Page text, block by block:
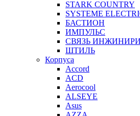
STARK COUNTRY
SYSTEME
БАСТИОН
ИМПУЛЬС
СВЯЗЬ
ШТИЛЬ
Корпуса
Accord
ACD
Aerocool
ALSEYE
Asus